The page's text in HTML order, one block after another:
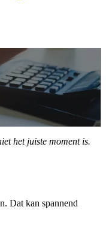
het juiste moment is.
Dat kan spannend